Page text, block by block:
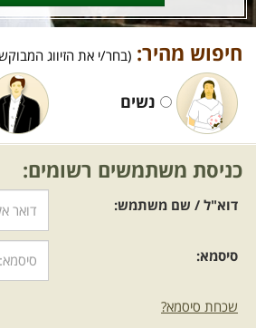
חיפוש מהיר: (בחר/י את הזיווג
נשים
כניסת משתמשים רשומים:
דוא"ל / שם משתמש:
סיסמא:
שכחת סיסמא?